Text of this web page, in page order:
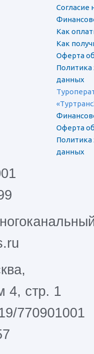
Согласие
Как
Как
Оферта об
данных
Оферта об
данных
4, стр. 1
770901001